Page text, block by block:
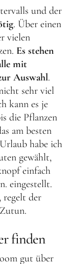
und der
. Über einen
vielen
Es stehen
mit
Auswahl.
sehr viel
kann es je
die Pflanzen
am besten
habe ich
gewählt,
einfach
eingestellt.
regelt der
finden
gut über